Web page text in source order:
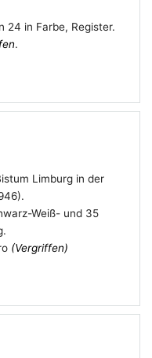
24 in Farbe, Register.
.
Limburg in der
Weiß- und 35
(Vergriffen)